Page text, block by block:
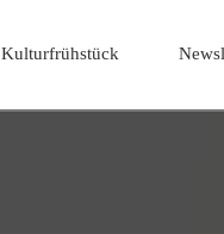
Kulturfrühstück